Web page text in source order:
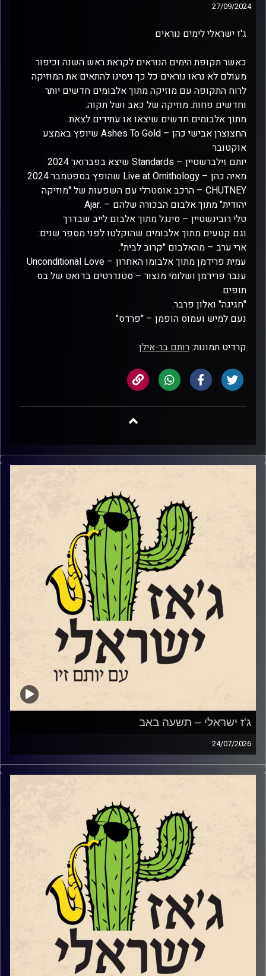
27/09/2024
ג'ז ישראלי לימים נוראים
כאשר תקופת הימים הנוראים לקראת ראש השנה וכיפור
מעולם לא נראו נוראים כל כך ניסינו להתאים את המוזיקה
לרוח התקופה עם מוזיקה מתוך אלבומים חדשים יותר
וחדשים פחות. מוזיקה של כאב ושל תקוה.
מתוך אלבומים חדשים שיצאו או עתידים לצאת:
החצוצרן אבישי כהן – Ashes To Gold שיופץ באמצע
אוקטובר
יותם זילברשטיין – Standards שיצא בפברואר 2024
מאיה כהן – Live at Ornithology שהופץ בספטמבר 2024
CHUTNEY – הרכב אוסטרלי עם השפעות של "מוזיקה
יהודית" מתוך אלבום הבכורה שלהם – .Ajar
טלי רובינשטיין – סינגל מתוך אלבום לייב שבדרך
וגם קטעים מתוך אלבומים שהוקלטו לפני מספר שנים:
ארי ערב – מהאלבום "קרוב לבית".
עמית פרידמן מתוך אלבומו האחרון – Unconditional Love
ענבר פרידמן ושלומי מנצור – סטנדרטים בדואט של בס
תופים.
"חגיגה" ואלון פרבר.
נעם למיש ועמוס הופמן – "פרדס"
קרדיט תמונות:רותם בר-אילן
ג'ז ישראלי – תשעה באב
24/07/2026
מאז ה 7.10.2023, הביטוי שנאת אחים או שנאת חינם או סתם
אפילו סתם שנאה, מקבל משמעות אחרת. ולצערינו לרבים מידי
מפתיע, לא אצל כולם זו אהבת חינם. אבל אנחנו תוכנית קירוב
לבבות תמידית שמנסה לקרב אוהבי מוזיקה ישראלים לג'ז
הישראלי. ואנחנו עושים זאת באהבה גדולה. אהבת חינם…
השבוע בגלל שעברנו את תשעה באב ובגלל שאנחנו תוכנית
ישראלית, שמענו הרבה יותר שירים עם מילים אבל גם מוזיקה
אינסטרומנטלית ללב ולנשמה.
קרדיט תמונות: רותם בר-אילן